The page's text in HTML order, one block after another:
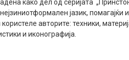
како дел од серијата
јазик,
авторите: техники,
и иконографија.